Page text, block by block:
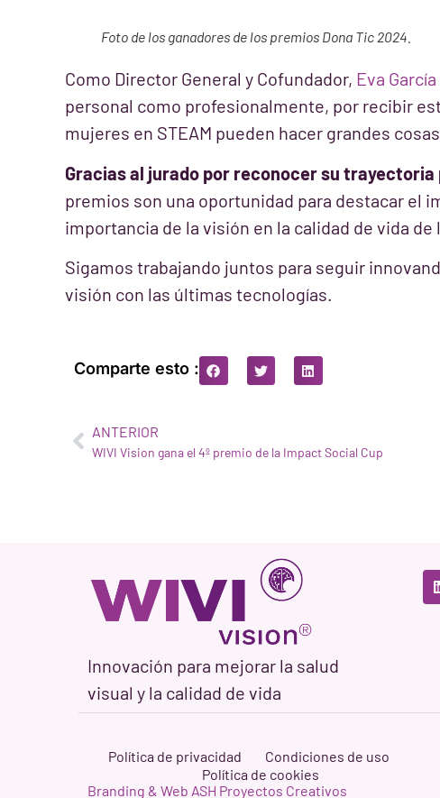
Foto de los ganadores de los premios Dona Tic 2024.
Como Director General y Cofundador, Eva
personal como profesionalmente, por recibir
mujeres en STEAM pueden hacer grandes
Gracias al jurado por reconocer su
premios son una oportunidad para destacar el
importancia de la visión en la calidad de vida de
Sigamos trabajando juntos para seguir
visión con las últimas tecnologías.
Comparte esto :
ANTERIOR
WIVI Vision gana el 4º premio de la Impact Social Cup
Innovación para mejorar la salud
visual y la calidad de vida
Política de privacidad
Condiciones de uso
Política de cookies
Branding & Web ASH Proyectos Creativos